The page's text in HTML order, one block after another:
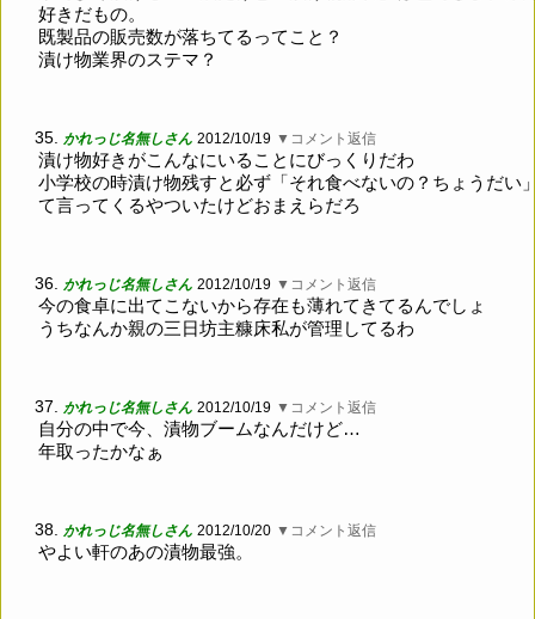
好きだもの。
既製品の販売数が落ちてるってこと？
漬け物業界のステマ？
35. かれっじ名無しさん 2012/10/19 ▼コメント返信
漬け物好きがこんなにいることにびっくりだわ
小学校の時漬け物残すと必ず「それ食べないの？ちょうだい
て言ってくるやついたけどおまえらだろ
36. かれっじ名無しさん 2012/10/19 ▼コメント返信
今の食卓に出てこないから存在も薄れてきてるんでしょ
うちなんか親の三日坊主糠床私が管理してるわ
37. かれっじ名無しさん 2012/10/19 ▼コメント返信
自分の中で今、漬物ブームなんだけど…
年取ったかなぁ
38. かれっじ名無しさん 2012/10/20 ▼コメント返信
やよい軒のあの漬物最強。